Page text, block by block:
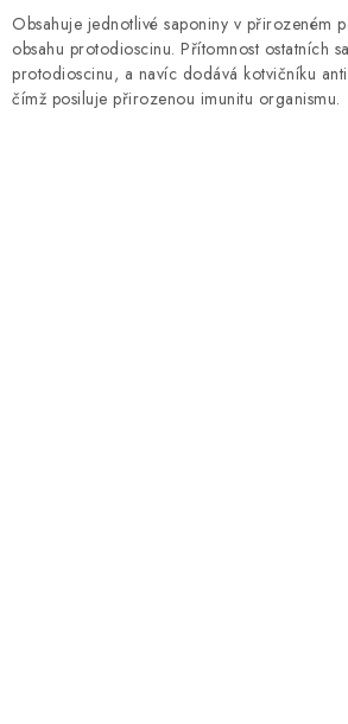
Obsahuje jednotlivé saponiny v přirozeném
obsahu protodioscinu. Přítomnost ostatních
protodioscinu, a navíc dodává kotvičníku
čímž posiluje přirozenou imunitu organismu.